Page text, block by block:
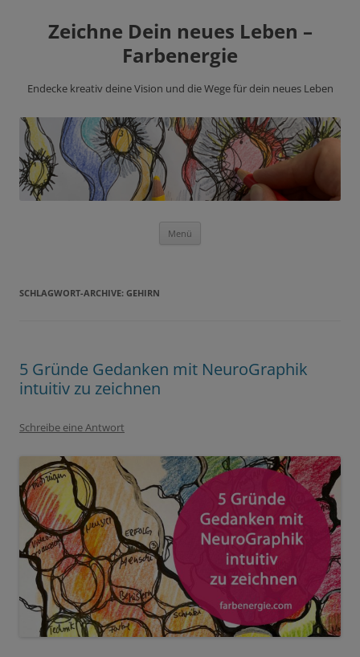
Zeichne Dein neues Leben –
Farbenergie
Endecke kreativ deine Vision und die Wege für dein neues Leben
Menü
SCHLAGWORT-ARCHIVE: GEHIRN
5 Gründe Gedanken mit NeuroGraphik
intuitiv zu zeichnen
Schreibe eine Antwort